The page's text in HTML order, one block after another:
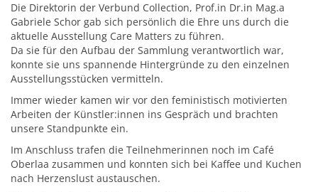
Die Direktorin der Verbund Collection, Prof.in Dr.in Mag.a
Gabriele Schor gab sich persönlich die Ehre uns durch die
aktuelle Ausstellung Care Matters zu führen.
Da sie für den Aufbau der Sammlung verantwortlich war,
konnte sie uns spannende Hintergründe zu den einzelnen
Ausstellungsstücken vermitteln.
Immer wieder kamen wir vor den feministisch motivierten
Arbeiten der Künstler:innen ins Gespräch und brachten
unsere Standpunkte ein.
Im Anschluss trafen die Teilnehmerinnen noch im Café
Oberlaa zusammen und konnten sich bei Kaffee und Kuchen
nach Herzenslust austauschen.